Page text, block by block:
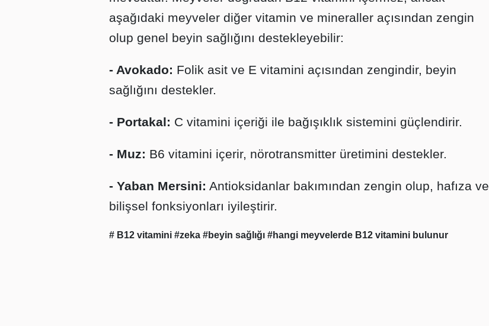
aşağıdaki meyveler diğer vitamin ve mineraller açısından zengin
olup genel beyin sağlığını destekleyebilir:
- Avokado: Folik asit ve E vitamini açısından zengindir, beyin
sağlığını destekler.
- Portakal: C vitamini içeriği ile bağışıklık sistemini güçlendirir.
- Muz: B6 vitamini içerir, nörotransmitter üretimini destekler.
- Yaban Mersini: Antioksidanlar bakımından zengin olup, hafıza ve
bilişsel fonksiyonları iyileştirir.
# B12 vitamini #zeka #beyin sağlığı #hangi meyvelerde B12 vitamini bulunur